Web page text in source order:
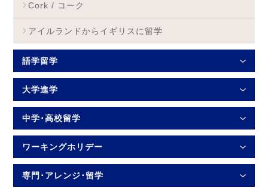
Cork / コーク
アイルランドからイギリスに留学
語学留学
大学進学
中学･高校留学
ワーキングホリデー
専門･アレンジ･留学